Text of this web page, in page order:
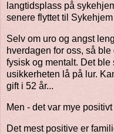
langtidsplass på
senere flyttet til Sykehjem
Selv om uro og angst
hverdagen for oss, så
fysisk og mentalt. Det
usikkerheten lå på lur.
gift i 52 år...
Men - det var mye
Det mest positive er